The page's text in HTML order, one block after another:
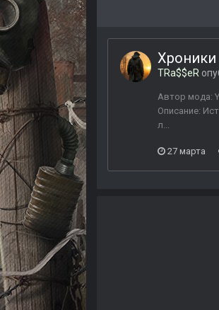
Хроники
TRa$$eR
Автор мода:
Описание:
л...
27 марта